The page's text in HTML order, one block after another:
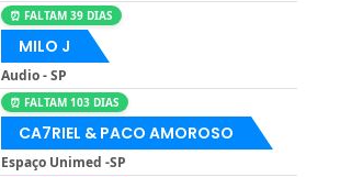
⏰ FALTAM 39 DIAS
MILO J
Audio - SP
⏰ FALTAM 103 DIAS
CA7RIEL & PACO AMOROSO
Espaço Unimed -SP